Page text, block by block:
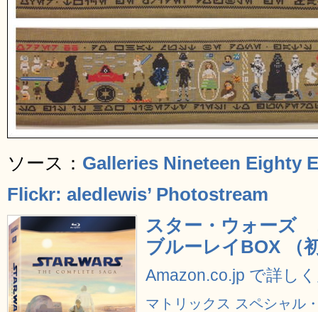
ソース： Galleries Nineteen Eighty
Flickr: aledlewis’ Photostream
スター・ウォー
ブルーレイBOX （
Amazon.co.jp で詳し
マトリックス スペシャル